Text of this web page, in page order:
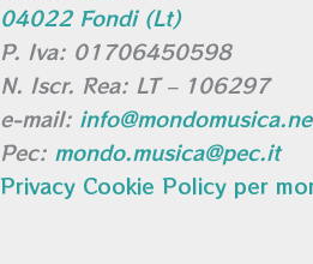
04022 Fondi (Lt)
P. Iva: 01706450598
N. Iscr. Rea: LT – 106297
e-mail:
Pec: mondo.musica@pec.it
Privacy Cookie Policy per